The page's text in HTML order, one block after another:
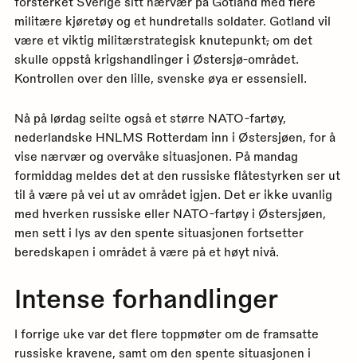
militære kjøretøy og et hundretalls soldater. Gotland vil
være et viktig militærstrategisk knutepunkt,om det
skulle oppstå krigshandlinger i Østersjø-området.
Kontrollen over den lille, svenske øya er essensiell.
Nå på lørdag seilte også et større NATO-fartøy,
nederlandske HNLMS Rotterdam inn i Østersjøen, for å
vise nærvær og overvåke situasjonen. På mandag
formiddag meldes det at den russiske flåtestyrken ser ut
til å være på vei ut av området igjen. Det er ikke uvanlig
med hverken russiske eller NATO-fartøy i Østersjøen,
men sett i lys av den spente situasjonen fortsetter
beredskapen i området å være på et høyt nivå.
Intense forhandlinger
I forrige uke var det flere toppmøter om de framsatte
russiske kravene, samt om den spente situasjonen i